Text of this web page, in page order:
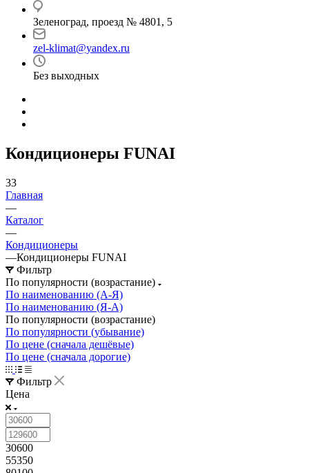
Зеленоград, проезд № 4801, 5
zel-klimat@yandex.ru
Без выходных
Кондиционеры FUNAI
33
Главная
—
Каталог
—
Кондиционеры
—Кондиционеры FUNAI
Фильтр
По популярности (возрастание)
По наименованию (А-Я)
По наименованию (Я-А)
По популярности (возрастание)
По популярности (убывание)
По цене (сначала дешёвые)
По цене (сначала дорогие)
Фильтр
Цена
30600
55350